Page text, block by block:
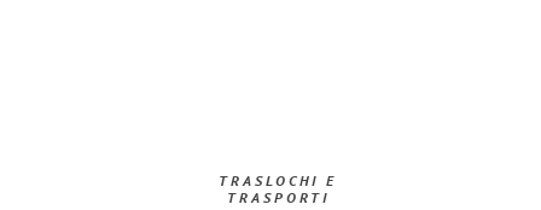
TRASLOCHI E
TRASPORTI​